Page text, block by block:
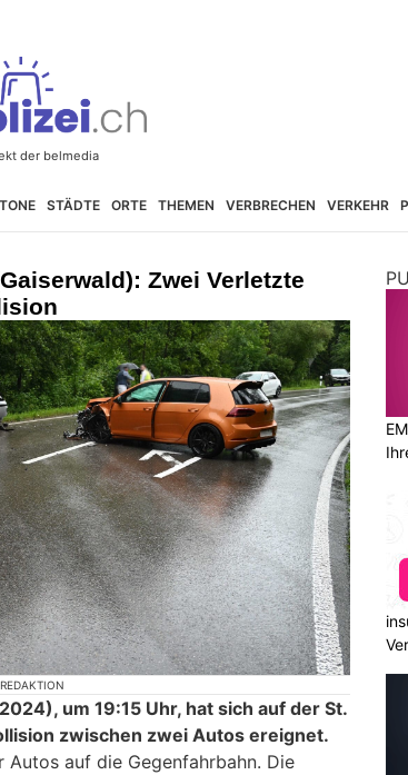
STÄDTE ORTE THEMEN VERBRECHEN VERKEHR
Zwei Verletzte
um 19:15 Uhr, hat sich auf der St.
zwischen zwei Autos ereignet.
Autos auf die Gegenfahrbahn. Die